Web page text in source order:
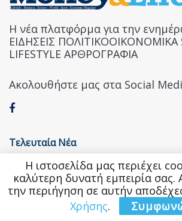
Η νέα πλατφόρμα για την
ΕΙΔΗΣΕΙΣ ΠΟΛΙΤΙΚΟΟΙΚΟΝΟΜΙΚΑ
LIFESTYLE ΑΡΘΡΟΓΡΑΦΙΑ
Ακολουθήστε μας στα Social
Τελευταία Νέα
Nούμερο 1 η Ελλάδα ως προς το
ενδιαφέρον στον κλάδο
«Ήλιος, πολιτισμός,
ανάμεσα στους κορυφαίους
Η ιστοσελίδα μας περιέχει
καλύτερη δυνατή εμπειρία σας.
την περιήγηση σε αυτήν
Χρήσης.